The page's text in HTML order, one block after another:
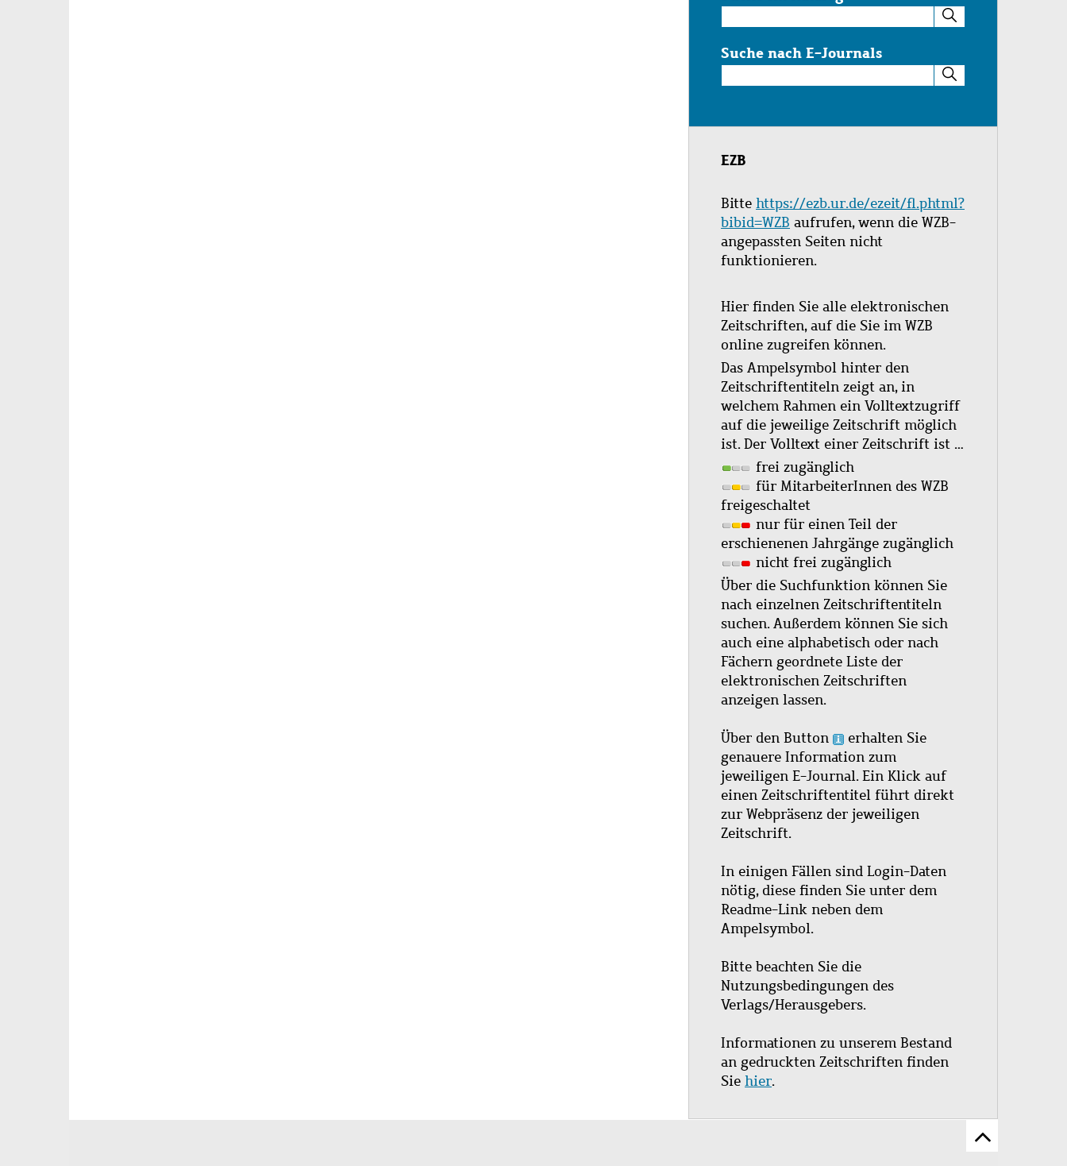
im
Katalog
Suche nach E-Journals
nach
Journals
EZB
Bitte https://ezb.ur.de/ezeit/fl.phtml?
bibid=WZB aufrufen, wenn die WZB-
angepassten Seiten nicht
funktionieren.
Hier finden Sie alle elektronischen
Zeitschriften, auf die Sie im WZB
online zugreifen können.
Das Ampelsymbol hinter den
Zeitschriftentiteln zeigt an, in
welchem Rahmen ein Volltextzugriff
auf die jeweilige Zeitschrift möglich
ist. Der Volltext einer Zeitschrift ist …
frei zugänglich
für MitarbeiterInnen des WZB
freigeschaltet
nur für einen Teil der
erschienenen Jahrgänge zugänglich
nicht frei zugänglich
Über die Suchfunktion können Sie
nach einzelnen Zeitschriftentiteln
suchen. Außerdem können Sie sich
auch eine alphabetisch oder nach
Fächern geordnete Liste der
elektronischen Zeitschriften
anzeigen lassen.
Über den Button
erhalten Sie
genauere Information zum
jeweiligen E-Journal. Ein Klick auf
einen Zeitschriftentitel führt direkt
zur Webpräsenz der jeweiligen
Zeitschrift.
In einigen Fällen sind Login-Daten
nötig, diese finden Sie unter dem
Readme-Link neben dem
Ampelsymbol.
Bitte beachten Sie die
Nutzungsbedingungen des
Verlags/Herausgebers.
Informationen zu unserem Bestand
an gedruckten Zeitschriften finden
Sie hier.
Zum